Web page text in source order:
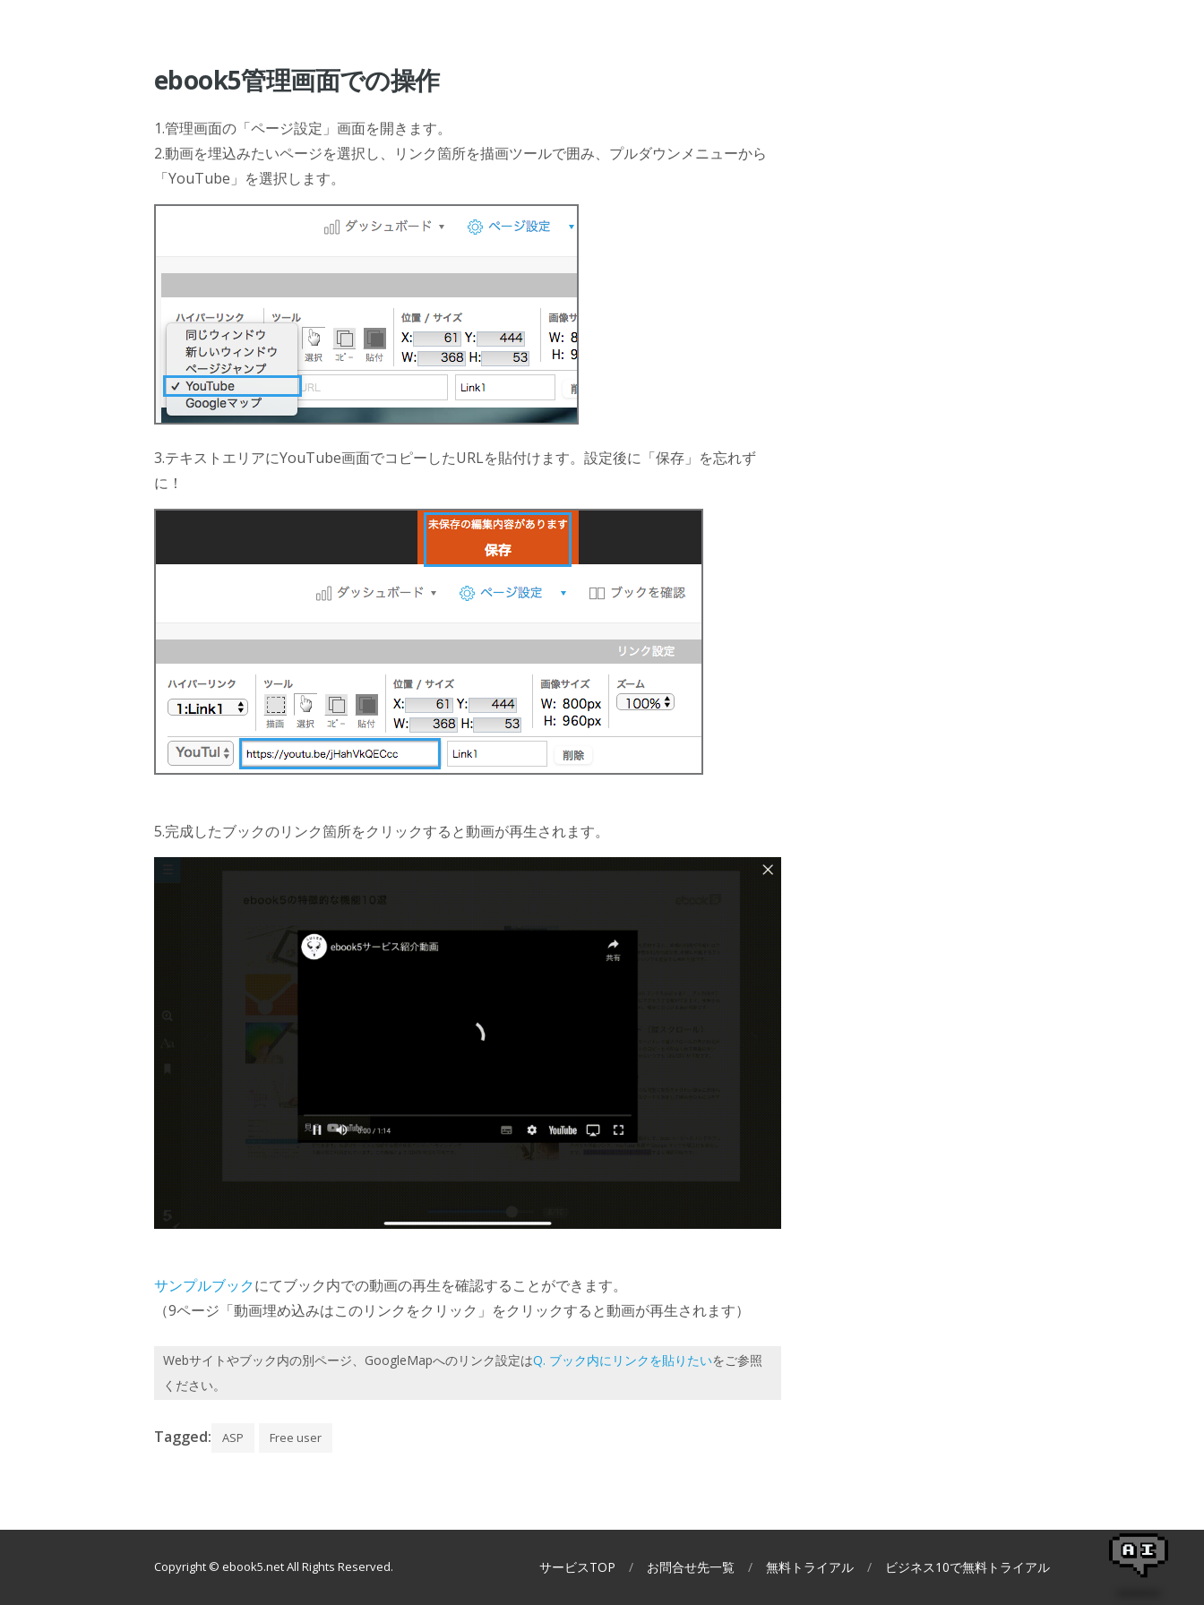
ebook5管理画面での操作
1.管理画面の「ページ設定」画面を開きます。
2.動画を埋込みたいページを選択し、リンク箇所を描画ツールで囲み、プルダウンメニューから
「YouTube」を選択します。
3.テキストエリアにYouTube画面でコピーしたURLを貼付けます。設定後に「保存」を忘れず
に！
5.完成したブックのリンク箇所をクリックすると動画が再生されます。
サンプルブックにてブック内での動画の再生を確認することができます。
（9ページ「動画埋め込みはこのリンクをクリック」をクリックすると動画が再生されます）
Webサイトやブック内の別ページ、GoogleMapへのリンク設定はQ. ブック内にリンクを貼りたいをご参照
ください。
Tagged: ASP Free user
Copyright © ebook5.net All Rights Reserved. サービスTOP お問合せ先一覧 無料トライアル ビジネス10で無料トライアル